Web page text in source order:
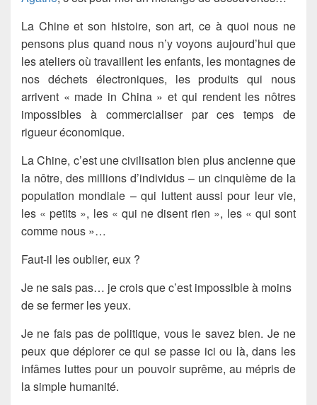
La Chine et son histoire, son art, ce à quoi nous ne
pensons plus quand nous n’y voyons aujourd’hui que
les ateliers où travaillent les enfants, les montagnes de
nos déchets électroniques, les produits qui nous
arrivent « made in China » et qui rendent les nôtres
impossibles à commercialiser par ces temps de
rigueur économique.
La Chine, c’est une civilisation bien plus ancienne que
la nôtre, des millions d’individus – un cinquième de la
population mondiale – qui luttent aussi pour leur vie,
les « petits », les « qui ne disent rien », les « qui sont
comme nous »…
Faut-il les oublier, eux ?
Je ne sais pas… je crois que c’est impossible à moins
de se fermer les yeux.
Je ne fais pas de politique, vous le savez bien. Je ne
peux que déplorer ce qui se passe ici ou là, dans les
infâmes luttes pour un pouvoir suprême, au mépris de
la simple humanité.